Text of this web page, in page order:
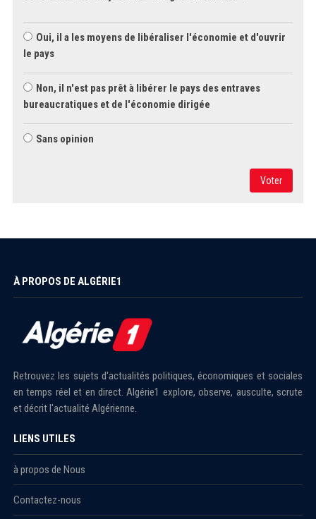
Oui, il a les moyens de libéraliser l'économie et d'ouvrir
le pays
Non, il n'est pas prêt à libérer le pays des entraves
bureaucratiques et de l'économie dirigée
Sans opinion
Voter
À PROPOS DE ALGÉRIE1
Retrouvez les sujets d'actualités politiques, économiques et sociales
en temps réel et en direct. Algérie1 explore, observe, ausculte, scrute
et décrit l'actualité Algérienne.
LIENS UTILES
à propos de Nous
Contactez-nous